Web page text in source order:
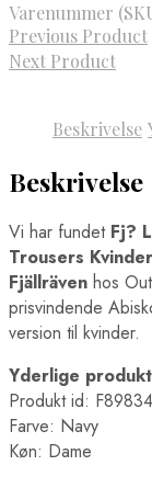
Varenummer
Previous Product
Next Product
Beskrivelse
Beskrivelse
Vi har fundet Fj?
Trousers
Fjällräven hos
prisvindende
version til kvinder.
Yderlige
Produkt id:
Farve: Navy
Køn: Dame